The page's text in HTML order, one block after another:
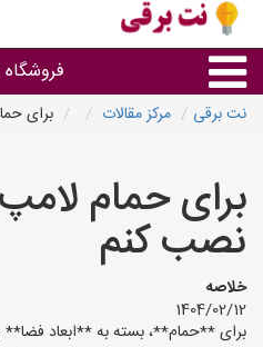
سایر
نت برقی مرکز مقالات برای
برای حمام
نصب کنم
خلاصه
1404/02/12
برای **حمام**، بسته به **ابعاد فضا**